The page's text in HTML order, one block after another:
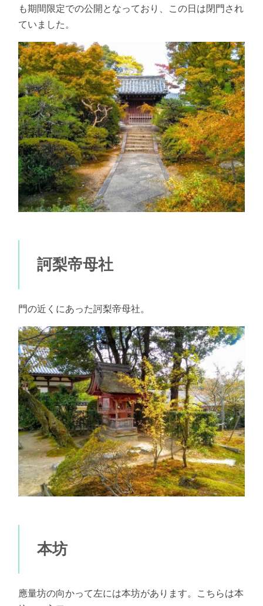
も期間限定での公開となっており、この日は閉門され
ていました。
訶梨帝母社
門の近くにあった訶梨帝母社。
本坊
應量坊の向かって左には本坊があります。こちらは本